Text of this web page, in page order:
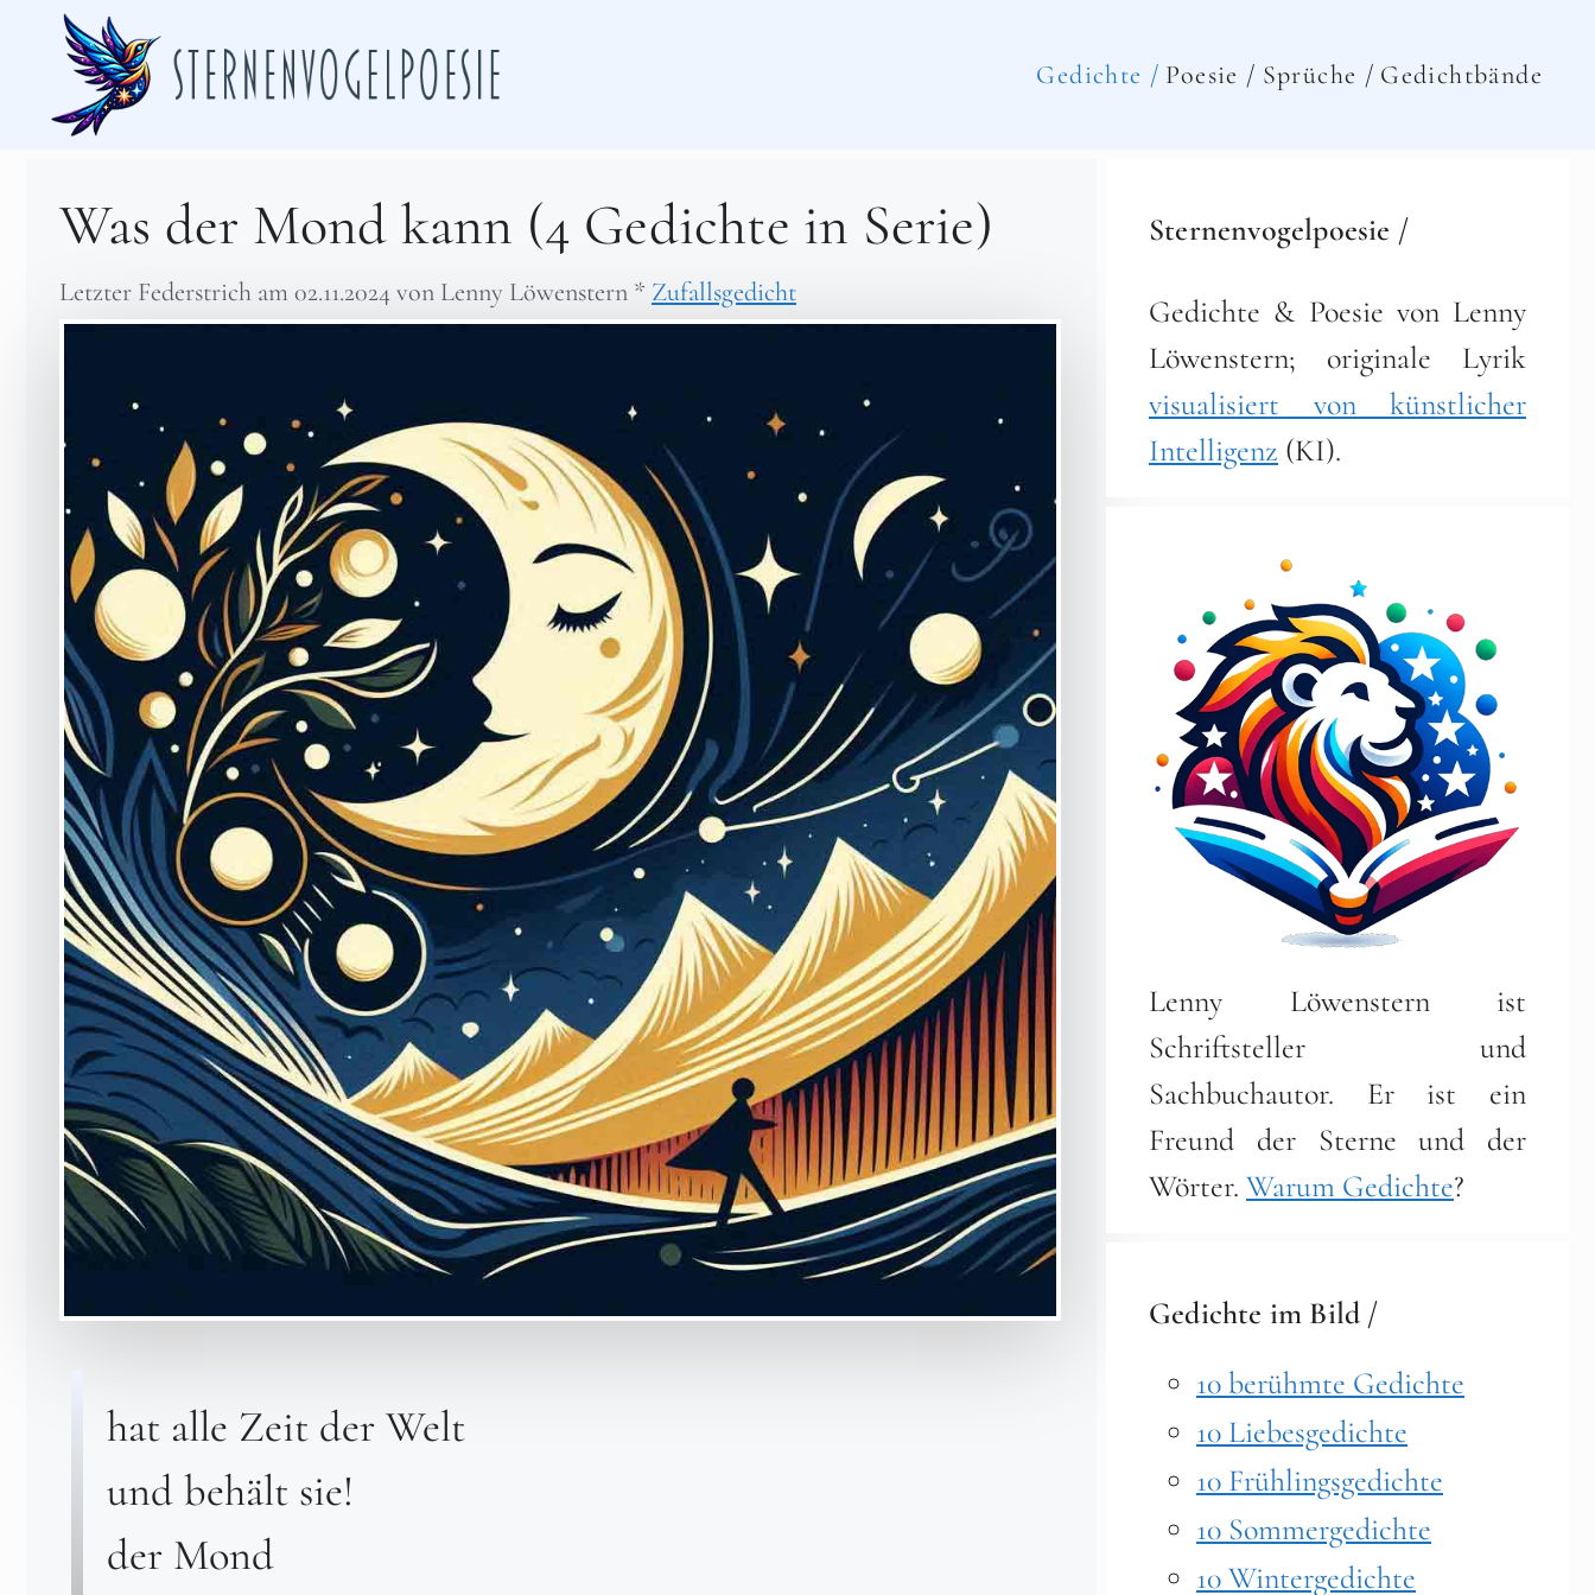
Inhalt
springen
Gedichte / Poesie / Sprüche / Gedichtbände
Was der Mond kann (4 Gedichte in Serie)
Letzter Federstrich am 02.11.2024von Lenny Löwenstern * Zufallsgedicht
hat alle Zeit der Welt
und behält sie!
der Mond
Sternenvogelpoesie /
Gedichte & Poesie von Lenny
Löwenstern; originale Lyrik
visualisiert von künstlicher
Intelligenz (KI).
Lenny Löwenstern ist
Schriftsteller und
Sachbuchautor. Er ist ein
Freund der Sterne und der
Wörter. Warum Gedichte?
Gedichte im Bild /
10 berühmte Gedichte
10 Liebesgedichte
10 Frühlingsgedichte
10 Sommergedichte
10 Wintergedichte